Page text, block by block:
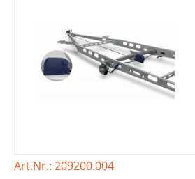
Art.Nr.: 209200.004